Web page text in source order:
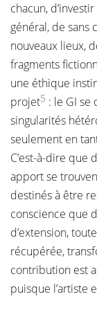
chacun,
général, de sans
nouveaux lieux,
fragments
une éthique
projet5 : le GI se
singularités
seulement en
C’est-à-dire que
apport se
destinés à être
conscience que
d’extension,
récupérée,
contribution est
puisque l’artiste